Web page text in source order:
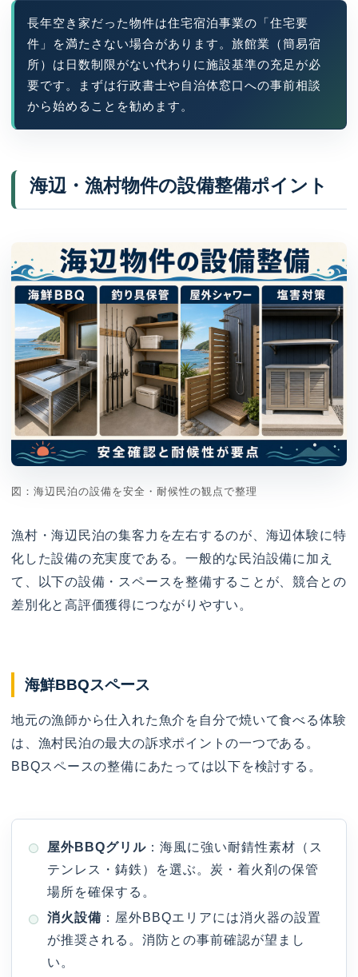
長年空き家だった物件は住宅宿泊事業の「住宅要
件」を満たさない場合があります。旅館業（簡易宿
所）は日数制限がない代わりに施設基準の充足が必
要です。まずは行政書士や自治体窓口への事前相談
から始めることを勧めます。
海辺・漁村物件の設備整備ポイント
図：海辺民泊の設備を安全・耐候性の観点で整理
漁村・海辺民泊の集客力を左右するのが、海辺体験に特
化した設備の充実度である。一般的な民泊設備に加え
て、以下の設備・スペースを整備することが、競合との
差別化と高評価獲得につながりやすい。
海鮮BBQスペース
地元の漁師から仕入れた魚介を自分で焼いて食べる体験
は、漁村民泊の最大の訴求ポイントの一つである。
BBQスペースの整備にあたっては以下を検討する。
屋外BBQグリル ：海風に強い耐錆性素材（ス
テンレス・鋳鉄）を選ぶ。炭・着火剤の保管
場所を確保する。
消火設備 ：屋外BBQエリアには消火器の設置
が推奨される。消防との事前確認が望まし
い。